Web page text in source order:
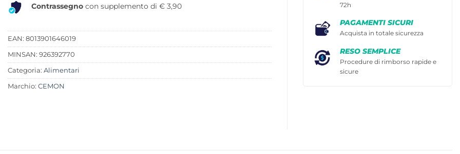
Contrassegno con supplemento di € 3,90
EAN: 8013901646019
MINSAN: 926392770
Categoria: Alimentari
Marchio: CEMON
72h
PAGAMENTI SICURI
Acquista in totale sicurezza
RESO SEMPLICE
Procedure di rimborso rapide e
sicure